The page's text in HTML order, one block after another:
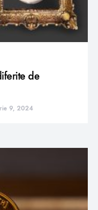
de
9, 2024